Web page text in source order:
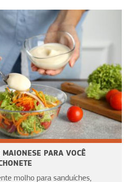
PARA VOCÊ
molho para sanduíches,